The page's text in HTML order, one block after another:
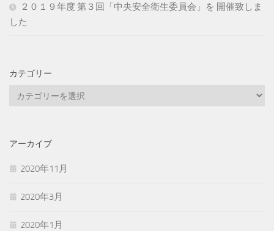
２０１９年度 第３回「中央安全衛生委員会」を 開催致しま
した
カテゴリー
ー
アーカイブ
2020年11月
2020年3月
2020年1月